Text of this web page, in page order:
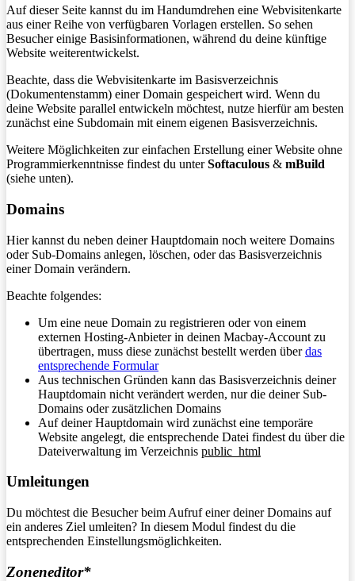
Auf dieser Seite kannst du im Handumdrehen eine Webvisitenkarte
aus einer Reihe von verfügbaren Vorlagen erstellen. So sehen
Besucher einige Basisinformationen, während du deine künftige
Website weiterentwickelst.
Beachte, dass die Webvisitenkarte im Basisverzeichnis
(Dokumentenstamm) einer Domain gespeichert wird. Wenn du
deine Website parallel entwickeln möchtest, nutze hierfür am besten
zunächst eine Subdomain mit einem eigenen Basisverzeichnis.
Weitere Möglichkeiten zur einfachen Erstellung einer Website ohne
Programmierkenntnisse findest du unterSoftaculous & mBuild
(siehe unten).
Domains
Hier kannst du neben deiner Hauptdomain noch weitere Domains
oder Sub-Domains anlegen, löschen, oder das Basisverzeichnis
einer Domain verändern.
Beachte folgendes:
Um eine neue Domain zu registrieren oder von einem
externen Hosting-Anbieter in deinen Macbay-Account zu
übertragen, muss diese zunächst bestellt werden überdas
entsprechende Formular
Aus technischen Gründen kann das Basisverzeichnis deiner
Hauptdomain nicht verändert werden, nur die deiner Sub-
Domains oder zusätzlichen Domains
Auf deiner Hauptdomain wird zunächst eine temporäre
Website angelegt, die entsprechende Datei findest du über die
Dateiverwaltung im Verzeichnis public_html
Umleitungen
Du möchtest die Besucher beim Aufruf einer deiner Domains auf
ein anderes Ziel umleiten? In diesem Modul findest du die
entsprechenden Einstellungsmöglichkeiten.
Zoneneditor*